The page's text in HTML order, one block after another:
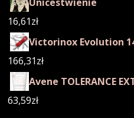
16,61zł
Victorinox Evolution
166,31zł
Avene TOLERANCE
63,59zł